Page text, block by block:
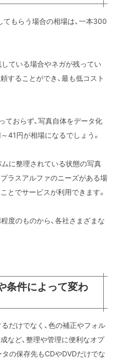
もらう場合の相場は、一本300
ている場合やネガが残ってい
することができ、最も低コスト
ておらず、写真自体をデータ化
41円が相場になるでしょう。
に整理されている状態の写真
ラスアルファのニーズがある場
とでサービスが利用できます。
度のものから、各社さまざまな
条件によって変わ
だけでなく、色の補正やフォル
など、整理や管理に便利なオプ
タの保存先もCDやDVDだけでな